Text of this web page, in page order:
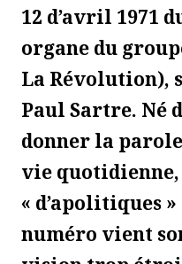
12 d’avril 1971
organe du
La Révolution),
Paul Sartre. Né
donner la
vie
« d’apolitiques
numéro vient